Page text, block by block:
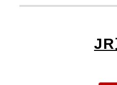
JR